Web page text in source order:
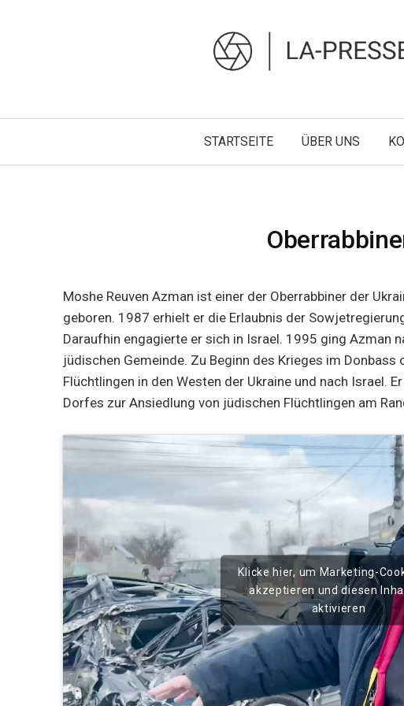
STARTSEITE ÜBER UNS
Moshe Reuven Azman ist einer der Oberrabbiner der
geboren. 1987 erhielt er die Erlaubnis der
Daraufhin engagierte er sich in Israel. 1995 ging Azman
jüdischen Gemeinde. Zu Beginn des Krieges im Donbass
Flüchtlingen in den Westen der Ukraine und nach Israel.
Dorfes zur Ansiedlung von jüdischen Flüchtlingen am
Klicke hier, um Marketing-
akzeptieren und diesen
aktivieren